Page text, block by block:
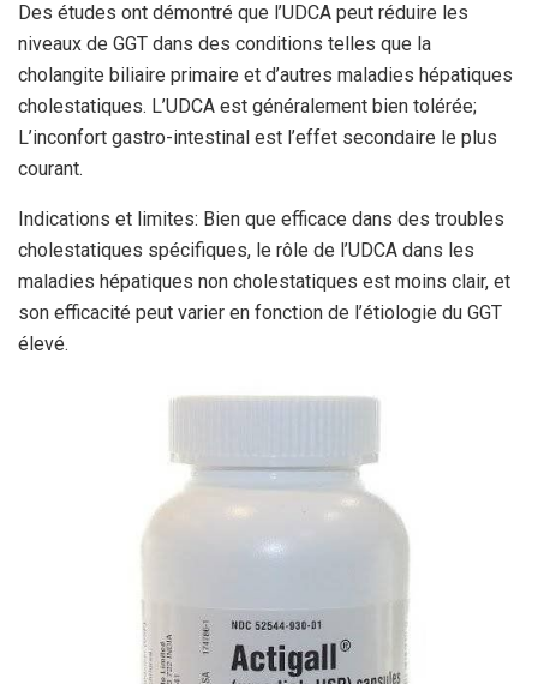
Des études ont démontré que l’UDCA peut réduire les
niveaux de GGT dans des conditions telles que la
cholangite biliaire primaire et d’autres maladies hépatiques
cholestatiques. L’UDCA est généralement bien tolérée;
L’inconfort gastro-intestinal est l’effet secondaire le plus
courant.
Indications et limites: Bien que efficace dans des troubles
cholestatiques spécifiques, le rôle de l’UDCA dans les
maladies hépatiques non cholestatiques est moins clair, et
son efficacité peut varier en fonction de l’étiologie du GGT
élevé.